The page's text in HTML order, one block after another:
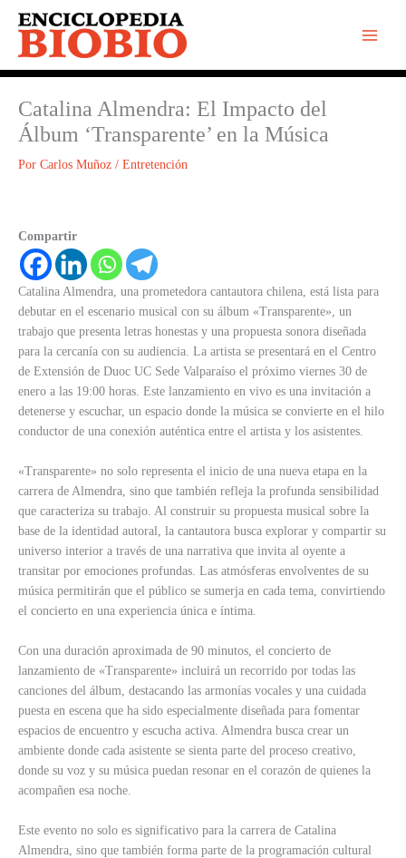
contenido
Catalina Almendra: El Impacto del
Álbum ‘Transparente’ en la Música
Por Carlos Muñoz / Entretención
Compartir
Catalina Almendra, una prometedora cantautora chilena, está lista para
debutar en el escenario musical con su álbum «Transparente», un
trabajo que presenta letras honestas y una propuesta sonora diseñada
para la cercanía con su audiencia. La artista se presentará en el Centro
de Extensión de Duoc UC Sede Valparaíso el próximo viernes 30 de
enero a las 19:00 horas. Este lanzamiento en vivo es una invitación a
detenerse y escuchar, un espacio donde la música se convierte en el hilo
conductor de una conexión auténtica entre el artista y los asistentes.
«Transparente» no solo representa el inicio de una nueva etapa en la
carrera de Almendra, sino que también refleja la profunda sensibilidad
que caracteriza su trabajo. Al construir su propuesta musical sobre la
base de la identidad autoral, la cantautora busca explorar y compartir su
universo interior a través de una narrativa que invita al oyente a
transitar por emociones profundas. Las atmósferas envolventes de su
música permitirán que el público se sumerja en cada tema, convirtiendo
el concierto en una experiencia única e íntima.
Con una duración aproximada de 90 minutos, el concierto de
lanzamiento de «Transparente» incluirá un recorrido por todas las
canciones del álbum, destacando las armonías vocales y una cuidada
puesta en escena que ha sido especialmente diseñada para fomentar
espacios de encuentro y escucha activa. Almendra busca crear un
ambiente donde cada asistente se sienta parte del proceso creativo,
donde su voz y su música puedan resonar en el corazón de quienes la
acompañen esa noche.
Este evento no solo es significativo para la carrera de Catalina
Almendra, sino que también forma parte de la programación cultural